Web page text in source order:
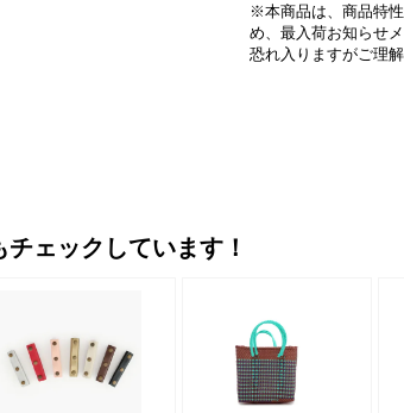
※本商品は、商品特
め、最入荷お知らせ
恐れ入りますがご理
ェックしています！